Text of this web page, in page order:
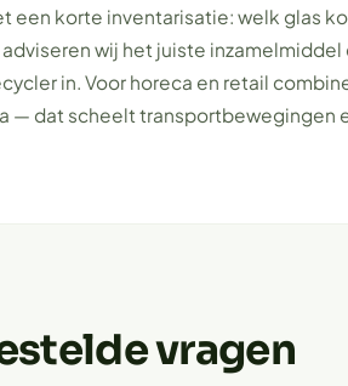
een korte inventarisatie: welk glas
adviseren wij het juiste
in. Voor horeca en retail
— dat scheelt transportbewegingen
vragen